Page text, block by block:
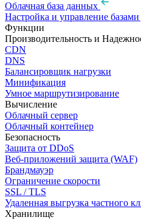
Облачная база данных
Настройка и управление
Функции
Производительность и
CDN
DNS
Балансировщик нагрузки
Минификация
Умное маршрутизирование
Вычисление
Облачный сервер
Облачный контейнер
Безопасность
Защита от DDoS
Веб-приложений защита (WAF)
Брандмауэр
Ограничение скорости
SSL / TLS
Удаленная выгрузка частного
Хранилище